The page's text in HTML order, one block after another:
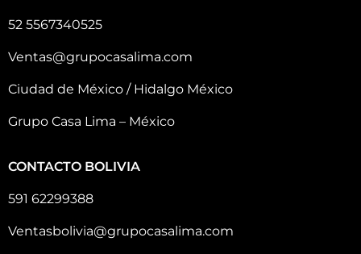
52 5567340525
Ventas@grupocasalima.com
Ciudad de México / Hidalgo México
Grupo Casa Lima – México
CONTACTO BOLIVIA
591 62299388
Ventasbolivia@grupocasalima.com